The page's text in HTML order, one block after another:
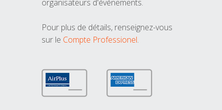
organisateurs d'événements.
Pour plus de détails, renseignez-vous
sur le Compte Professionel.